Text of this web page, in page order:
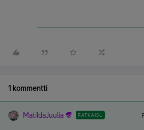
1 kommentti
MatildaJuulia RATKAISU